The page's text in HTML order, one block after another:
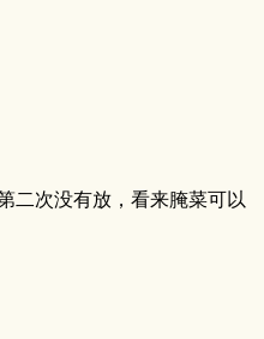
二次没有放，看来腌菜可以